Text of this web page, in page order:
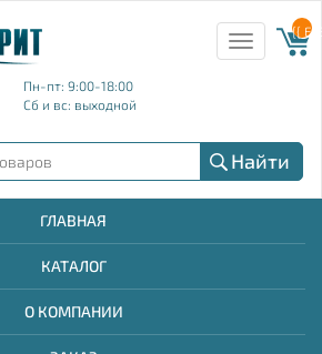
Пн-пт: 9:00-18:00
Сб и вс: выходной
Toggle
navigation
{{
Найти
ГЛАВНАЯ
КАТАЛОГ
О КОМПАНИИ